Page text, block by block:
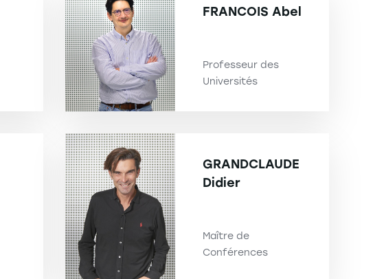
FRANCOIS Abel
Professeur des
Universités
GRANDCLAUDE
Didier
Maître de
Conférences